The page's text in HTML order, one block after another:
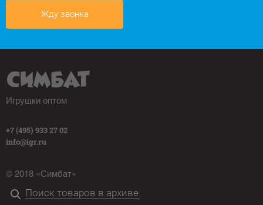
Жду звонка
Игрушки оптом
+7 (495) 933 27 02
info@igr.ru
© 2018 «Симбат»